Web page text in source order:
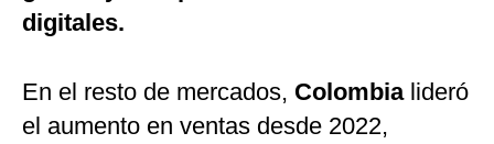
digitales.
En el resto de mercados, Colombialideró
el aumento en ventas desde 2022,